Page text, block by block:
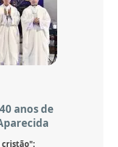
anos de
cristão":